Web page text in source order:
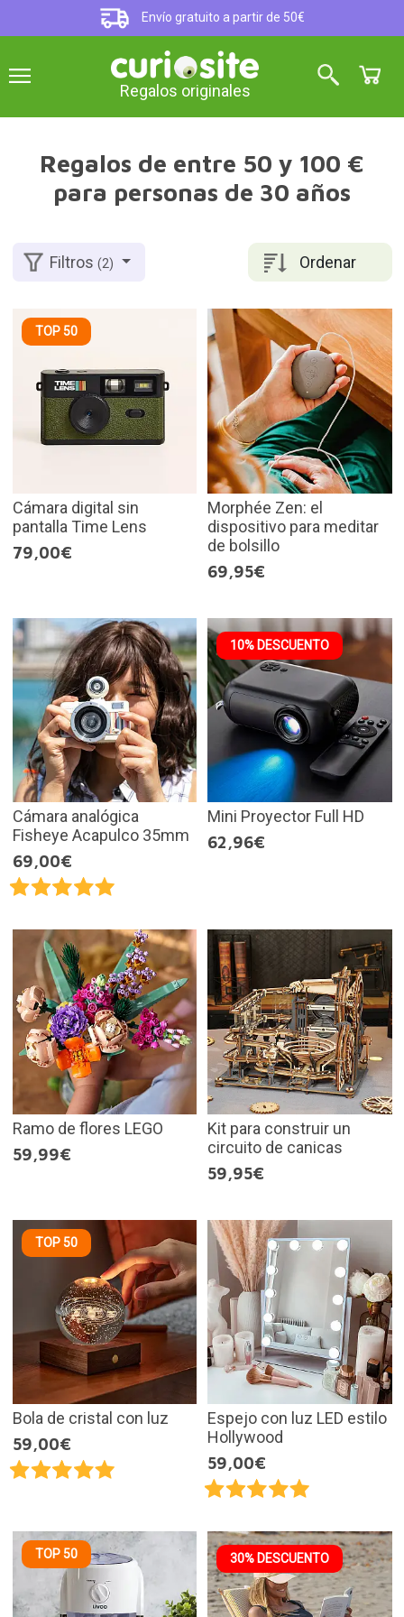
Envío gratuito a partir de 50€
Regalos originales
Regalos de entre 50 y 100 €
para personas de 30 años
Ordenar
Filtros(2)
TOP 50
Cámara digital sin
pantalla Time Lens
79,00€
Morphée Zen: el
dispositivo para meditar
de bolsillo
69,95€
Cámara analógica
Fisheye Acapulco 35mm
69,00€
10% DESCUENTO
Mini Proyector Full HD
62,96€
Ramo de flores LEGO
59,99€
Kit para construir un
circuito de canicas
59,95€
TOP 50
Bola de cristal con luz
59,00€
Espejo con luz LED estilo
Hollywood
59,00€
TOP 50 30% DESCUENTO